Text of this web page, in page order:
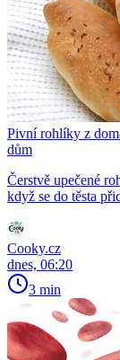
Pivní rohlíky z
dům
Čerstvě upečené
když se do těsta
Cooky.cz
dnes, 06:20
3 min